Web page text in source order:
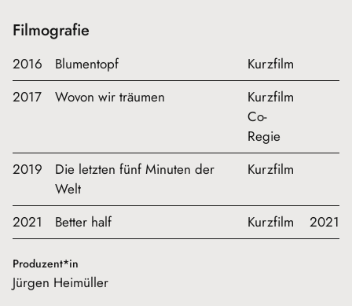
Filmografie
2016 Blumentopf
Kurzfilm
2017
Wovon wir träumen
Kurzfilm
Co-
Regie
2019
Die letzten fünf Minuten der
Welt
Kurzfilm
2021 Better half Kurzfilm 2021
Produzent*in
Jürgen Heimüller